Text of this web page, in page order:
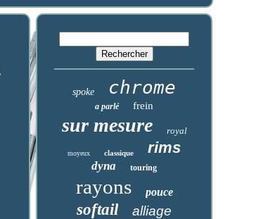
spoke chrome
a parlé frein
sur mesure royal
moyeux classique rims
dyna touring
rayons pouce
softail alliage